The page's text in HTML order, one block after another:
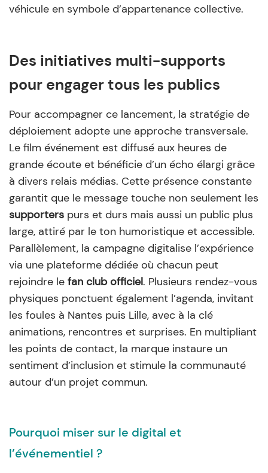
véhicule en symbole d’appartenance collective.
Des initiatives multi-supports
pour engager tous les publics
Pour accompagner ce lancement, la stratégie de
déploiement adopte une approche transversale.
Le film événement est diffusé aux heures de
grande écoute et bénéficie d’un écho élargi grâce
à divers relais médias. Cette présence constante
garantit que le message touche non seulement les
supporters purs et durs mais aussi un public plus
large, attiré par le ton humoristique et accessible.
Parallèlement, la campagne digitalise l’expérience
via une plateforme dédiée où chacun peut
rejoindre le fan club officiel. Plusieurs rendez-vous
physiques ponctuent également l’agenda, invitant
les foules à Nantes puis Lille, avec à la clé
animations, rencontres et surprises. En multipliant
les points de contact, la marque instaure un
sentiment d’inclusion et stimule la communauté
autour d’un projet commun.
Pourquoi miser sur le digital et
l’événementiel ?